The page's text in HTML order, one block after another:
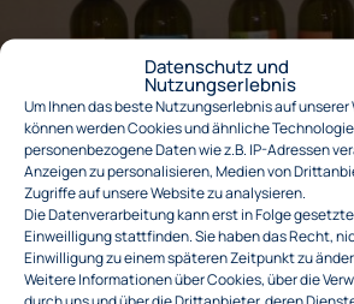
Datenschutz und
Nutzungserlebnis
Um Ihnen das beste Nutzungserlebnis auf
können werden Cookies und ähnliche
personenbezogene Daten wie z.B. IP-Adressen
Anzeigen zu personalisieren, Medien von
Zugriffe auf unsere Website zu analysieren.
Die Datenverarbeitung kann erst in Folge
Einweilligung stattfinden. Sie haben das Recht,
Einwilligung zu einem späteren Zeitpunkt zu
Weitere Informationen über Cookies, über die